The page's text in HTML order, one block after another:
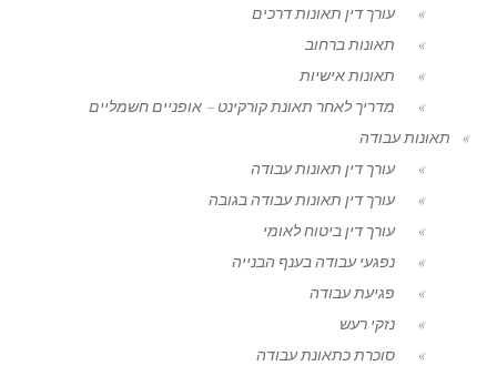
עורך דין תאונות דרכים
תאונות ברחוב
תאונות אישיות
מדריך לאחר תאונת קורקינט – אופניים חשמליים
תאונות עבודה
עורך דין תאונות עבודה
עורך דין תאונות עבודה בגובה
עורך דין ביטוח לאומי
נפגעי עבודה בענף הבנייה
פגיעת עבודה
נזקי רעש
סוכרת כתאונת עבודה